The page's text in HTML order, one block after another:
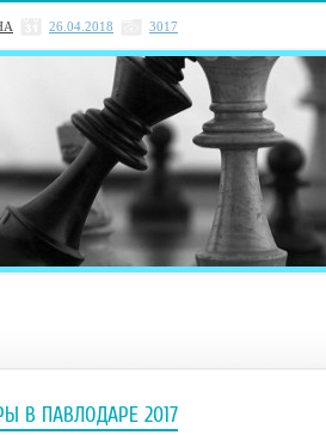
26.04.2018 3017
В ПАВЛОДАРЕ 2017